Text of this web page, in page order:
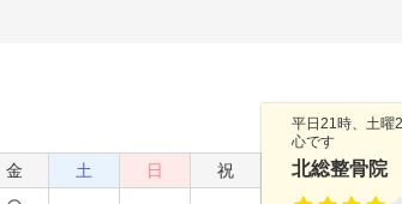
金 土 日
祝
平日21時、土曜
心です
北総整骨院